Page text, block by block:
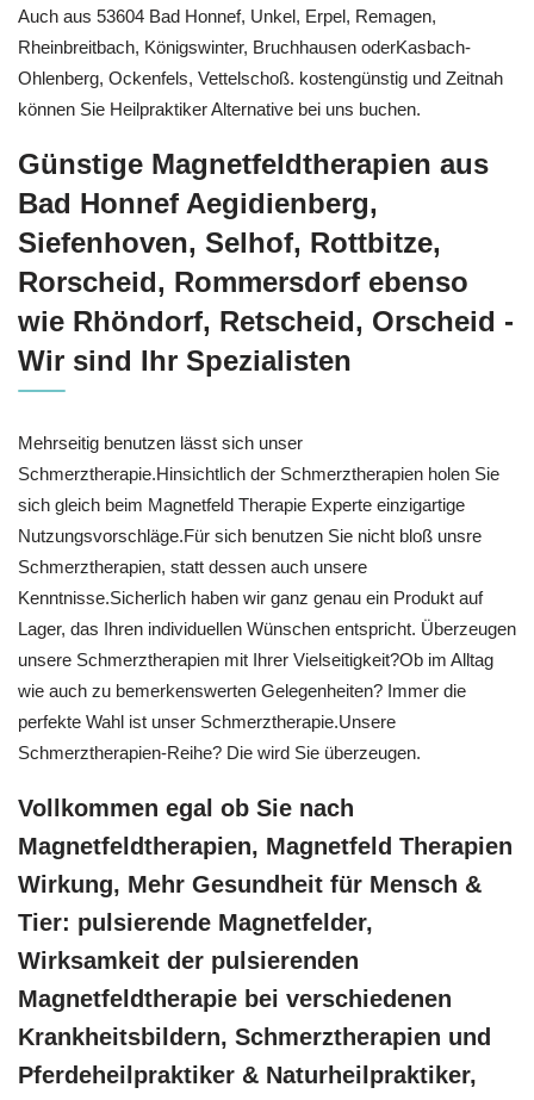
Auch aus 53604 Bad Honnef, Unkel, Erpel, Remagen,
Rheinbreitbach, Königswinter, Bruchhausen oderKasbach-
Ohlenberg, Ockenfels, Vettelschoß. kostengünstig und Zeitnah
können Sie Heilpraktiker Alternative bei uns buchen.
Günstige Magnetfeldtherapien aus
Bad Honnef Aegidienberg,
Siefenhoven, Selhof, Rottbitze,
Rorscheid, Rommersdorf ebenso
wie Rhöndorf, Retscheid, Orscheid -
Wir sind Ihr Spezialisten
Mehrseitig benutzen lässt sich unser
Schmerztherapie.Hinsichtlich der Schmerztherapien holen Sie
sich gleich beim Magnetfeld Therapie Experte einzigartige
Nutzungsvorschläge.Für sich benutzen Sie nicht bloß unsre
Schmerztherapien, statt dessen auch unsere
Kenntnisse.Sicherlich haben wir ganz genau ein Produkt auf
Lager, das Ihren individuellen Wünschen entspricht. Überzeugen
unsere Schmerztherapien mit Ihrer Vielseitigkeit?Ob im Alltag
wie auch zu bemerkenswerten Gelegenheiten? Immer die
perfekte Wahl ist unser Schmerztherapie.Unsere
Schmerztherapien-Reihe? Die wird Sie überzeugen.
Vollkommen egal ob Sie nach
Magnetfeldtherapien, Magnetfeld Therapien
Wirkung, Mehr Gesundheit für Mensch &
Tier: pulsierende Magnetfelder,
Wirksamkeit der pulsierenden
Magnetfeldtherapie bei verschiedenen
Krankheitsbildern, Schmerztherapien und
Pferdeheilpraktiker & Naturheilpraktiker,